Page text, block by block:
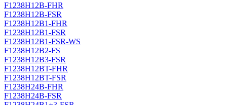
F1238H12B-FHR
F1238H12B-FSR
F1238H12B1-FHR
F1238H12B1-FSR
F1238H12B1-FSR-WS
F1238H12B2-FS
F1238H12B3-FSR
F1238H12BT-FHR
F1238H12BT-FSR
F1238H24B-FHR
F1238H24B-FSR